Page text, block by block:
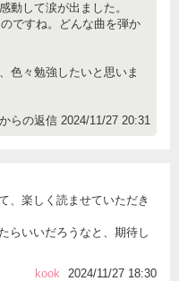
動して涙が出ました。
ですね。どんな曲を弾か
色々勉強したいと思いま
らの返信 2024/11/27 20:31
、楽しく読ませていただき
らいいだろうなと、期待し
kook
2024/11/27 18:30